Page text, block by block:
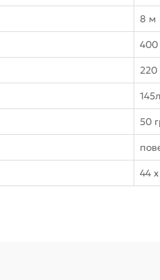
8 м
400
220
50
44